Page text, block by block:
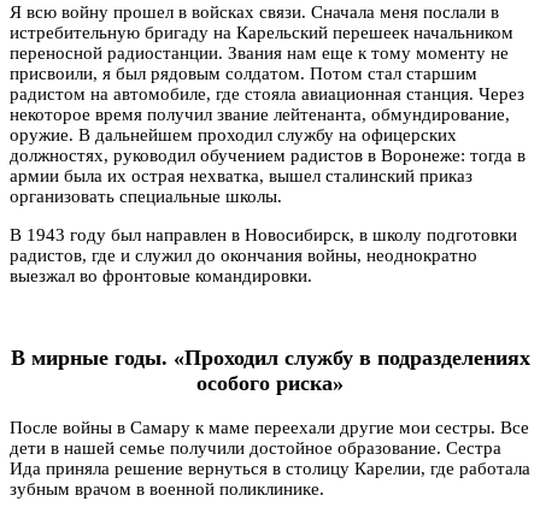
Я всю войну прошел в войсках связи. Сначала меня послали в
истребительную бригаду на Карельский перешеек начальником
переносной радиостанции. Звания нам еще к тому моменту не
присвоили, я был рядовым солдатом. Потом стал старшим
радистом на автомобиле, где стояла авиационная станция. Через
некоторое время получил звание лейтенанта, обмундирование,
оружие. В дальнейшем проходил службу на офицерских
должностях, руководил обучением радистов в Воронеже: тогда в
армии была их острая нехватка, вышел сталинский приказ
организовать специальные школы.
В 1943 году был направлен в Новосибирск, в школу подготовки
радистов, где и служил до окончания войны, неоднократно
выезжал во фронтовые командировки.
В мирные годы. «Проходил службу в подразделениях
особого риска»
После войны в Самару к маме переехали другие мои сестры. Все
дети в нашей семье получили достойное образование. Сестра
Ида приняла решение вернуться в столицу Карелии, где работала
зубным врачом в военной поликлинике.